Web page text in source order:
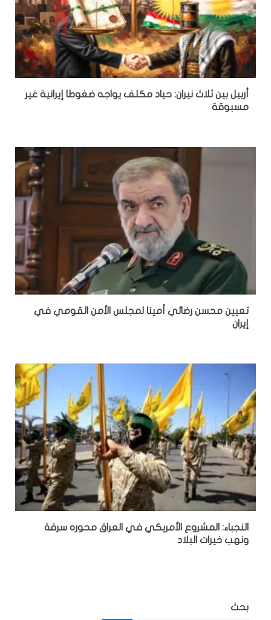
أربيل بين ثلاث نيران: حياد مكلف يواجه ضغوطا إيرانية غير
مسبوقة
تعيين محسن رضائي أمينا لمجلس الأمن القومي في
إيران
النجباء: المشروع الأمريكي في العراق محوره سرقة
ونهب خيرات البلاد
بحث